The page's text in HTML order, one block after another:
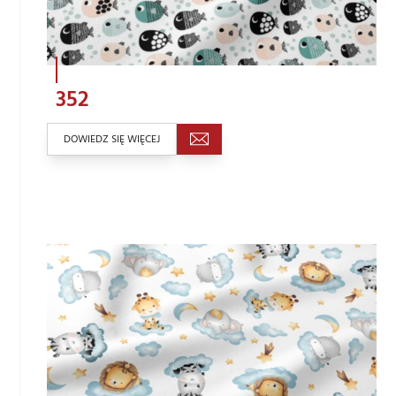
352
DOWIEDZ SIĘ WIĘCEJ